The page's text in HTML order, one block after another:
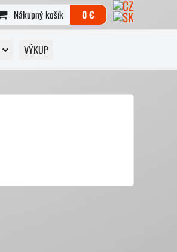
Nákupný košík 0 €
VÝKUP